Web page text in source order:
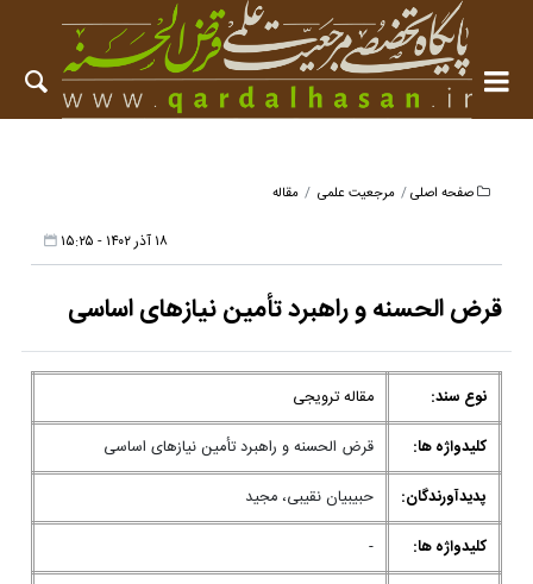
صفحه اصلی مرجعیت علمی مقاله
۱۸ آذر ۱۴۰۲ - ۱۵:۲۵
قرض الحسنه و راهبرد تأمین نیازهای اساسی
نوع سند:
مقاله ترویجی
کلیدواژه ها:
قرض الحسنه و راهبرد تأمین نیازهای اساسی
پدیدآورندگان:
حبیبیان نقیبی، مجید
کلیدواژه ها:
-